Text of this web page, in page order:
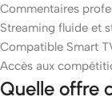
Commentaires
Streaming fluide et
Compatible Smart
Accès aux
Quelle offre